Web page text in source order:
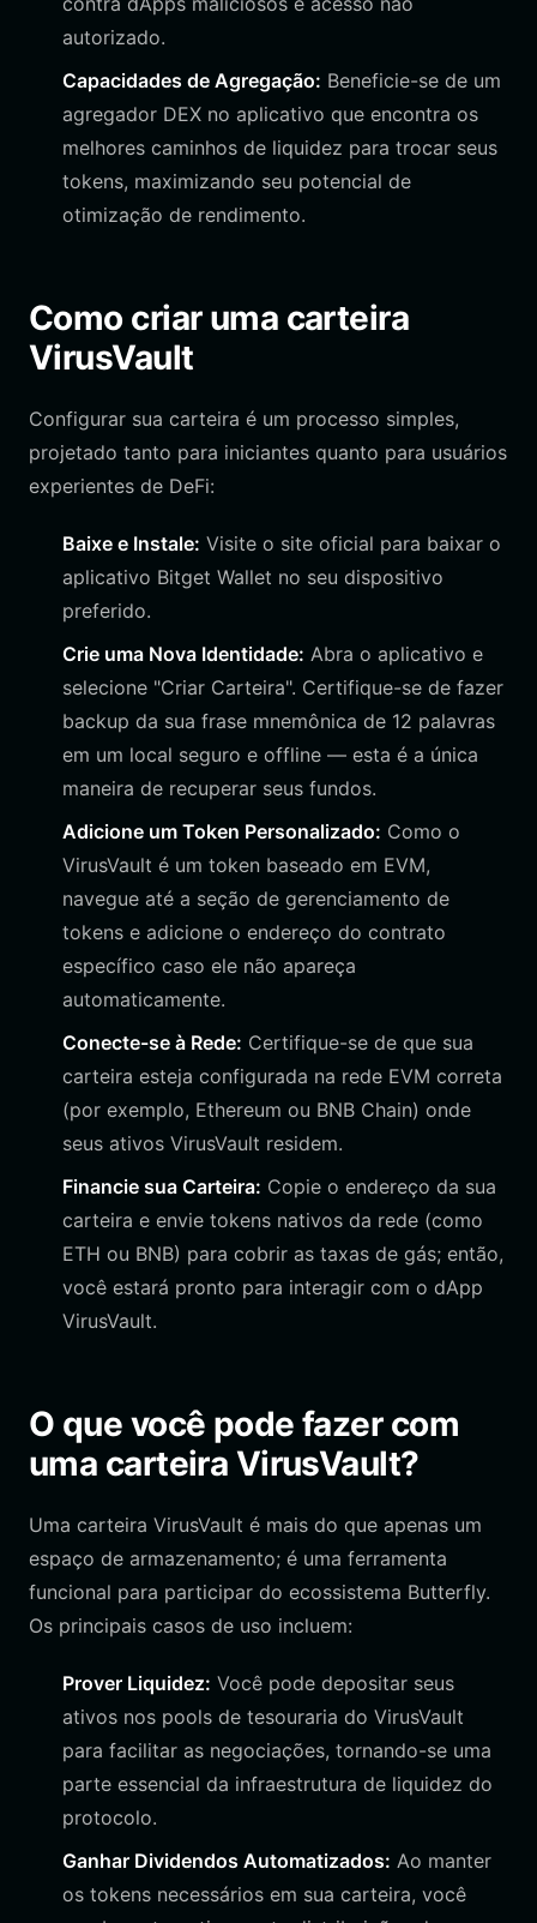
autorizado.
Capacidades de Agregação: Beneficie-se de um
agregador DEX no aplicativo que encontra os
melhores caminhos de liquidez para trocar seus
tokens, maximizando seu potencial de
otimização de rendimento.
Como criar uma carteira
VirusVault
Configurar sua carteira é um processo simples,
projetado tanto para iniciantes quanto para usuários
experientes de DeFi:
Baixe e Instale: Visite o site oficial para baixar o
aplicativo Bitget Wallet no seu dispositivo
preferido.
Crie uma Nova Identidade: Abra o aplicativo e
selecione "Criar Carteira". Certifique-se de fazer
backup da sua frase mnemônica de 12 palavras
em um local seguro e offline — esta é a única
maneira de recuperar seus fundos.
Adicione um Token Personalizado: Como o
VirusVault é um token baseado em EVM,
navegue até a seção de gerenciamento de
tokens e adicione o endereço do contrato
específico caso ele não apareça
automaticamente.
Conecte-se à Rede: Certifique-se de que sua
carteira esteja configurada na rede EVM correta
(por exemplo, Ethereum ou BNB Chain) onde
seus ativos VirusVault residem.
Financie sua Carteira: Copie o endereço da sua
carteira e envie tokens nativos da rede (como
ETH ou BNB) para cobrir as taxas de gás; então,
você estará pronto para interagir com o dApp
VirusVault.
O que você pode fazer com
uma carteira VirusVault?
Uma carteira VirusVault é mais do que apenas um
espaço de armazenamento; é uma ferramenta
funcional para participar do ecossistema Butterfly.
Os principais casos de uso incluem:
Prover Liquidez: Você pode depositar seus
ativos nos pools de tesouraria do VirusVault
para facilitar as negociações, tornando-se uma
parte essencial da infraestrutura de liquidez do
protocolo.
Ganhar Dividendos Automatizados: Ao manter
os tokens necessários em sua carteira, você